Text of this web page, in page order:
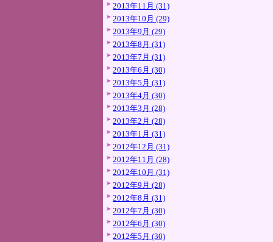
2013年11月 (31)
2013年10月 (29)
2013年9月 (29)
2013年8月 (31)
2013年7月 (31)
2013年6月 (30)
2013年5月 (31)
2013年4月 (30)
2013年3月 (28)
2013年2月 (28)
2013年1月 (31)
2012年12月 (31)
2012年11月 (28)
2012年10月 (31)
2012年9月 (28)
2012年8月 (31)
2012年7月 (30)
2012年6月 (30)
2012年5月 (30)